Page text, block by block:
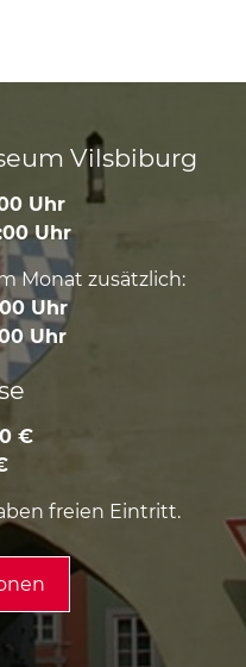
Vilsbiburg
Uhr
Uhr
Monat zusätzlich:
Uhr
Uhr
€
freien Eintritt.